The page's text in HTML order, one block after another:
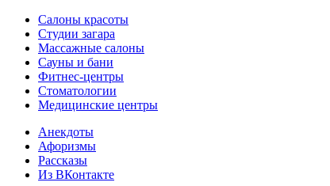
Салоны красоты
Студии загара
Массажные салоны
Сауны и бани
Фитнес-центры
Стоматологии
Медицинские центры
Анекдоты
Афоризмы
Рассказы
Из ВКонтакте